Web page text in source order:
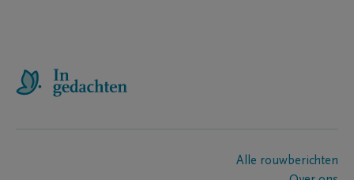
Alle rouwberichten